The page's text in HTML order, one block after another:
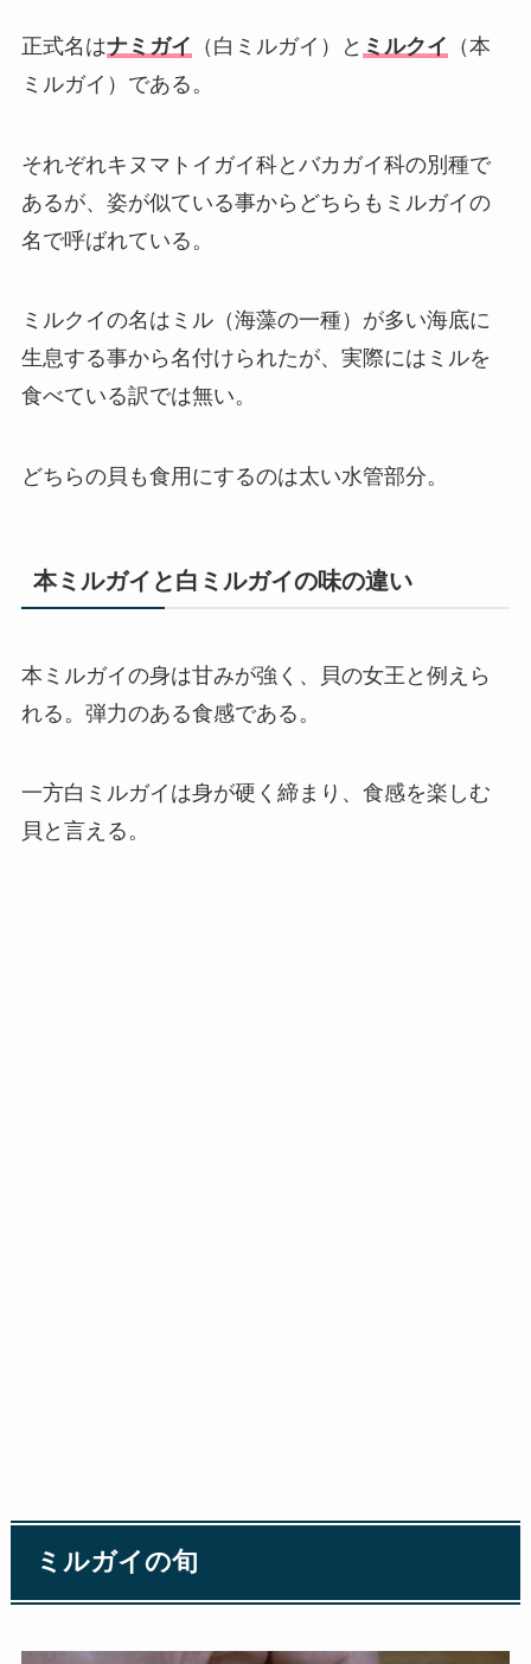
正式名はナミガイ （白ミルガイ）と ミルクイ （本
ミルガイ）である。
それぞれキヌマトイガイ科とバカガイ科の別種で
あるが、姿が似ている事からどちらもミルガイの
名で呼ばれている。
ミルクイの名はミル（海藻の一種）が多い海底に
生息する事から名付けられたが、実際にはミルを
食べている訳では無い。
どちらの貝も食用にするのは太い水管部分。
本ミルガイと白ミルガイの味の違い
本ミルガイの身は甘みが強く、貝の女王と例えら
れる。弾力のある食感である。
一方白ミルガイは身が硬く締まり、食感を楽しむ
貝と言える。
ミルガイの旬